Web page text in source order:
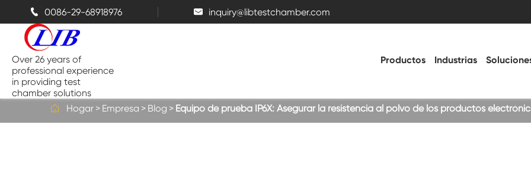
 0086-29-68918976  inquiry@libtestchamber.com
Over 26 years of
professional experience
in providing test
chamber solutions
Productos Industrias
 Hogar Empresa Blog Equipo de prueba IP6X: Asegurar la resistencia al polvo de los productos